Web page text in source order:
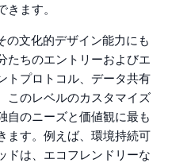
ます。
文化的デザイン能力にも
たちのエントリーおよびエ
トプロトコル、データ共有
このレベルのカスタマイズ
自のニーズと価値観に最も
ます。例えば、環境持続可
ドは、エコフレンドリーな